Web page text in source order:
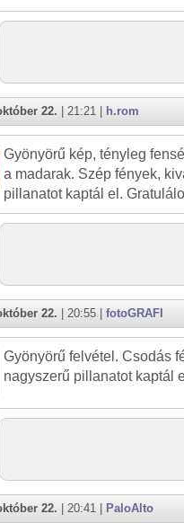
22. | 21:21 | h.rom
Gyönyörű kép, tényleg
a madarak. Szép fények,
pillanatot kaptál el.
22. | 20:55 | fotoGRAFI
Gyönyörű felvétel. Csodás
nagyszerű pillanatot kaptál
22. | 20:41 | PaloAlto